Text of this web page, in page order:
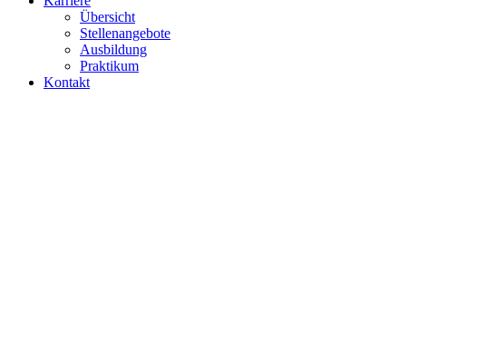
Übersicht
Stellenangebote
Ausbildung
Praktikum
Kontakt